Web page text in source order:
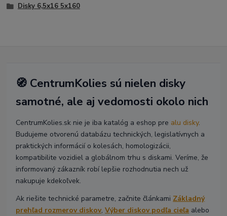
Disky 6,5x16 5x160
🧭 CentrumKolies sú nielen disky
samotné, ale aj vedomosti okolo nich
CentrumKolies.sk nie je iba katalóg a eshop pre alu disky.
Budujeme otvorenú databázu technických, legislatívnych a
praktických informácií o kolesách, homologizácii,
kompatibilite vozidiel a globálnom trhu s diskami. Veríme, že
informovaný zákazník robí lepšie rozhodnutia nech už
nakupuje kdekoľvek.
Ak riešite technické parametre, začnite článkami Základný
prehľad rozmerov diskov,Výber diskov podľa cieľa alebo